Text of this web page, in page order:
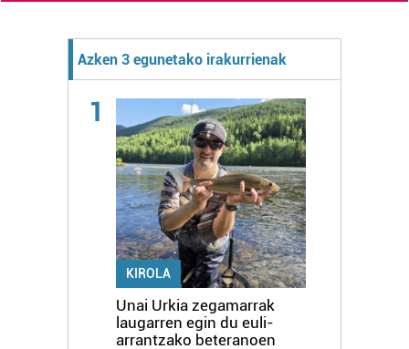
Azken 3 egunetako irakurrienak
1
KIROLA
Unai Urkia zegamarrak
laugarren egin du euli-
arrantzako beteranoen